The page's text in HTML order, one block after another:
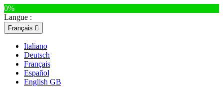
0%
Langue :
Français 
Italiano
Deutsch
Français
Español
English GB